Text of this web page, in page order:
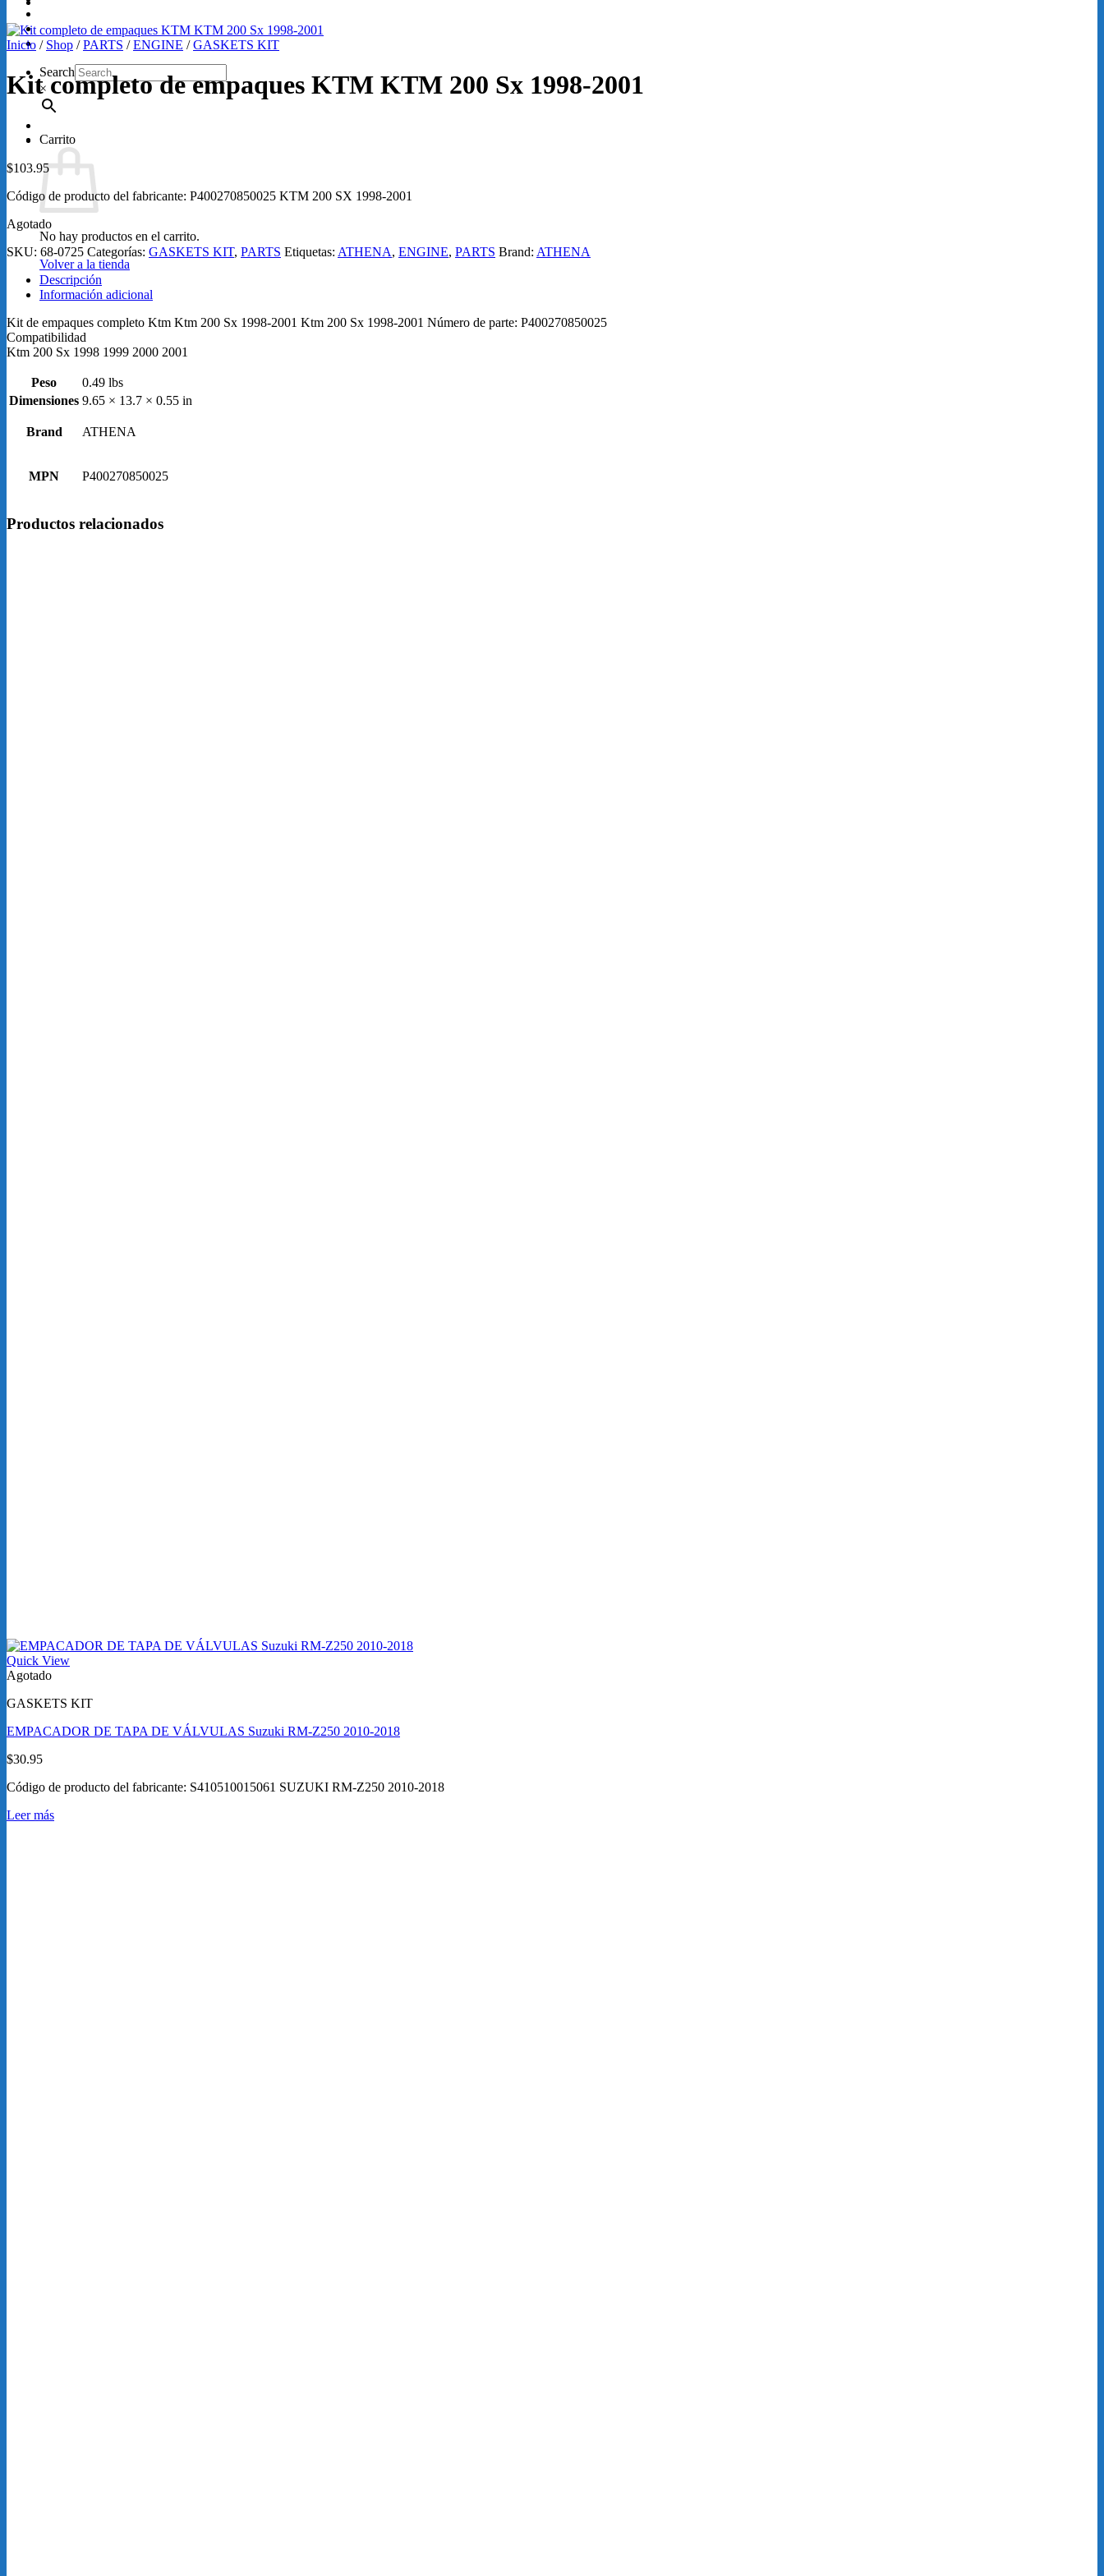
SERVICIOS
Loretta Lynn 2026
Search
×
Carrito
No hay productos en el carrito.
Volver a la tienda
Inicio / Shop / PARTS / ENGINE / GASKETS KIT
Kit completo de empaques KTM KTM 200 Sx 1998-2001
$103.95
Código de producto del fabricante: P400270850025 KTM 200 SX 1998-2001
Agotado
SKU: 68-0725 Categorías: GASKETS KIT, PARTS Etiquetas: ATHENA, ENGINE, PARTS Brand: ATHENA
Descripción
Información adicional
Kit de empaques completo Ktm Ktm 200 Sx 1998-2001 Ktm 200 Sx 1998-2001 Número de parte: P400270850025
Compatibilidad
Ktm 200 Sx 1998 1999 2000 2001
Peso
0.49 lbs
Dimensiones 9.65 × 13.7 × 0.55 in
Brand ATHENA
MPN P400270850025
Productos relacionados
Quick View
Agotado
GASKETS KIT
EMPACADOR DE TAPA DE VÁLVULAS Suzuki RM-Z250 2010-2018
$30.95
Código de producto del fabricante: S410510015061 SUZUKI RM-Z250 2010-2018
Leer más